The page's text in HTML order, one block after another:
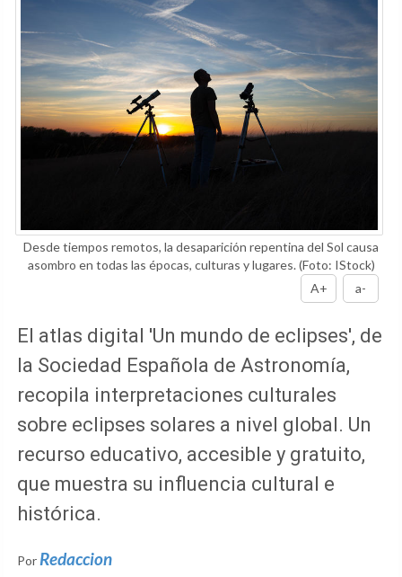
Desde tiempos remotos, la desaparición repentina del Sol causa
asombro en todas las épocas, culturas y lugares.(Foto: IStock)
A+
a-
El atlas digital 'Un mundo de eclipses', de
la Sociedad Española de Astronomía,
recopila interpretaciones culturales
sobre eclipses solares a nivel global. Un
recurso educativo, accesible y gratuito,
que muestra su influencia cultural e
histórica.
Por Redaccion